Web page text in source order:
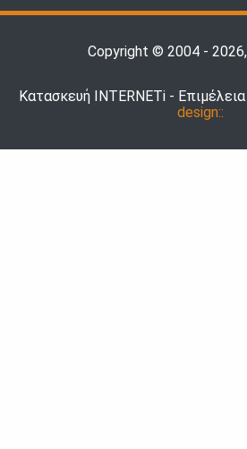
Copyright © 2004 - 2026,
Κατασκευή INTERNETi -
design::